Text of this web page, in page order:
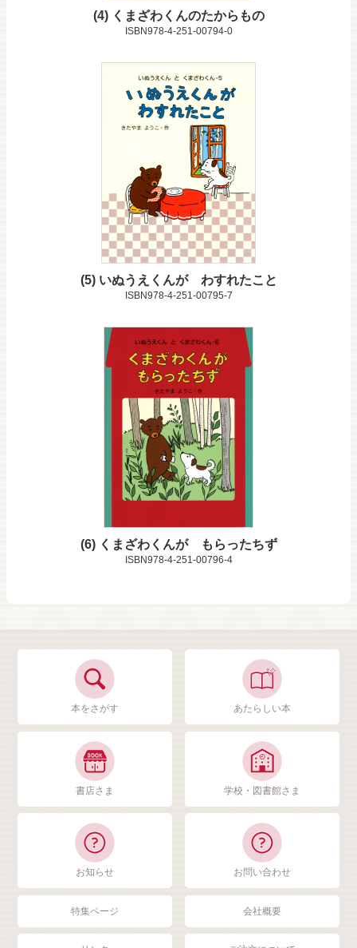
4 くまざわくんのたからもの
ISBN978-4-251-00794-0
5 いぬうえくんが わすれたこと
ISBN978-4-251-00795-7
6 くまざわくんが もらったちず
ISBN978-4-251-00796-4
本をさがす あたらしい本
書店さま 学校・図書館さま
お知らせ お問い合わせ
特集ページ 会社概要